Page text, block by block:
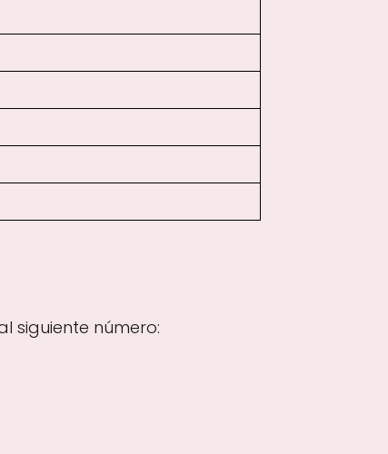
siguiente número: